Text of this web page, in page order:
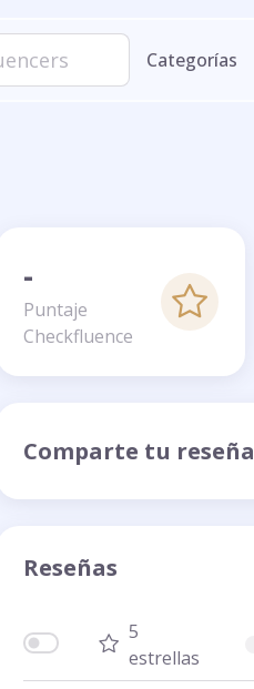
Categorías
-
Puntaje
Checkfluence
Comparte tu reseña
Reseñas
5
estrellas